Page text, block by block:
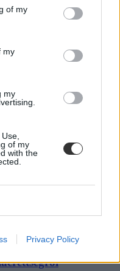
of my
my
my
of my
with the
Privacy Policy
beváltását, vagy más szóval
a kezeléséhez
adni. Hana György
mégsem
mint százezer
megtudták, hogy levelező
kezdték a szájukat” –
egy egyetemista. Példája
hallgató számolt be